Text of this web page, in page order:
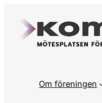
innehåll
Om föreningen